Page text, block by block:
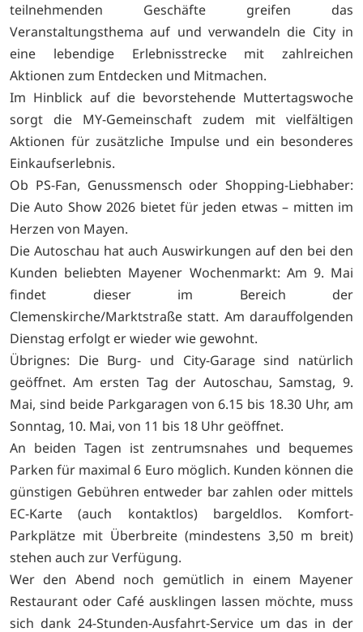
teilnehmenden Geschäfte greifen das
Veranstaltungsthema auf und verwandeln die City in
eine lebendige Erlebnisstrecke mit zahlreichen
Aktionen zum Entdecken und Mitmachen.
Im Hinblick auf die bevorstehende Muttertagswoche
sorgt die MY-Gemeinschaft zudem mit vielfältigen
Aktionen für zusätzliche Impulse und ein besonderes
Einkaufserlebnis.
Ob PS-Fan, Genussmensch oder Shopping-Liebhaber:
Die Auto Show 2026 bietet für jeden etwas – mitten im
Herzen von Mayen.
Die Autoschau hat auch Auswirkungen auf den bei den
Kunden beliebten Mayener Wochenmarkt: Am 9. Mai
findet dieser im Bereich der
Clemenskirche/Marktstraße statt. Am darauffolgenden
Dienstag erfolgt er wieder wie gewohnt.
Übrignes: Die Burg- und City-Garage sind natürlich
geöffnet. Am ersten Tag der Autoschau, Samstag, 9.
Mai, sind beide Parkgaragen von 6.15 bis 18.30 Uhr, am
Sonntag, 10. Mai, von 11 bis 18 Uhr geöffnet.
An beiden Tagen ist zentrumsnahes und bequemes
Parken für maximal 6 Euro möglich. Kunden können die
günstigen Gebühren entweder bar zahlen oder mittels
EC-Karte (auch kontaktlos) bargeldlos. Komfort-
Parkplätze mit Überbreite (mindestens 3,50 m breit)
stehen auch zur Verfügung.
Wer den Abend noch gemütlich in einem Mayener
Restaurant oder Café ausklingen lassen möchte, muss
sich dank 24-Stunden-Ausfahrt-Service um das in der